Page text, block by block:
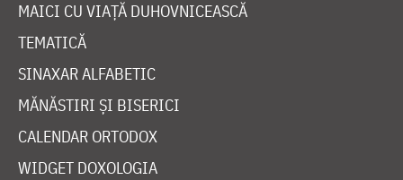
MAICI CU VIAȚĂ DUHOVNICEASCĂ
TEMATICĂ
SINAXAR ALFABETIC
MĂNĂSTIRI ȘI BISERICI
CALENDAR ORTODOX
WIDGET DOXOLOGIA